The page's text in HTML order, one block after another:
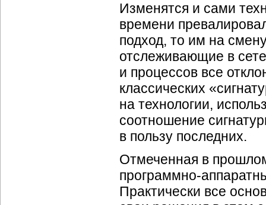
Изменятся и сами
времени
подход, то им на
отслеживающие в
и процессов все
классических
на технологии,
соотношение
в пользу последних.
Отмеченная в
программно-
Практически все